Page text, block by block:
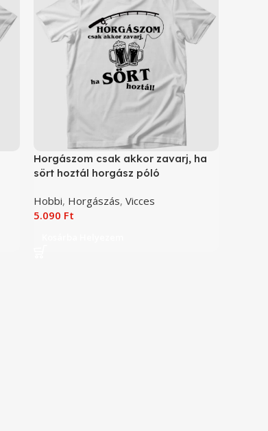
Horgászom csak akkor zavarj, ha
sört hoztál horgász póló
Hobbi, Horgászás, Vicces
5.090 Ft